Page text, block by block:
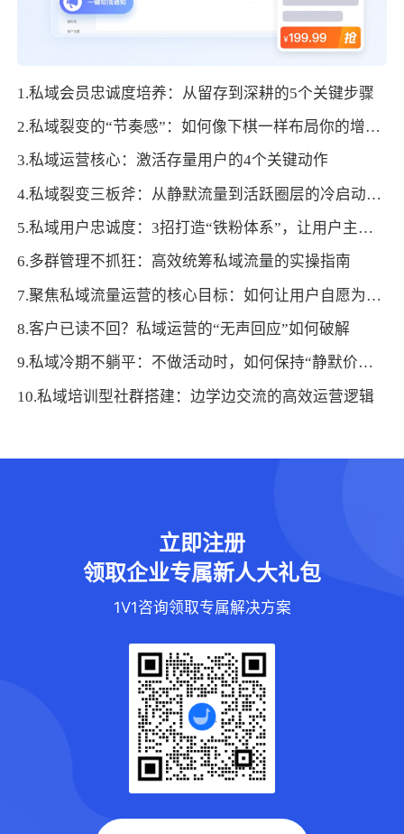
1.私域会员忠诚度培养：从留存到深耕的5个关键步骤
2.私域裂变的“节奏感”：如何像下棋一样布局你的增长节点？
3.私域运营核心：激活存量用户的4个关键动作
4.私域裂变三板斧：从静默流量到活跃圈层的冷启动策略
5.私域用户忠诚度：3招打造“铁粉体系”，让用户主动复购+裂变
6.多群管理不抓狂：高效统筹私域流量的实操指南
7.聚焦私域流量运营的核心目标：如何让用户自愿为品牌“发声”？
8.客户已读不回？私域运营的“无声回应”如何破解
9.私域冷期不躺平：不做活动时，如何保持“静默价值”？
10.私域培训型社群搭建：边学边交流的高效运营逻辑
立即注册
领取企业专属新人大礼包
1V1咨询领取专属解决方案